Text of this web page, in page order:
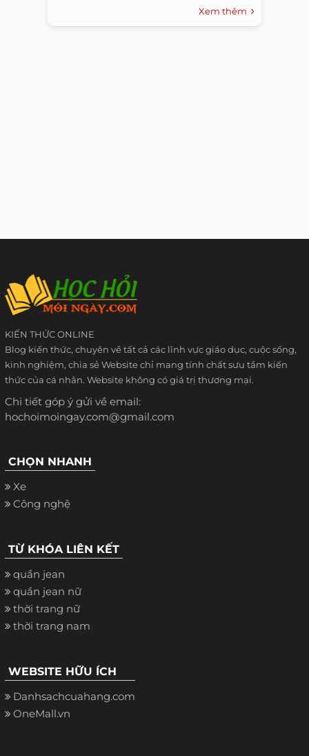
Xem thêm
KIẾN THỨC ONLINE
Blog kiến thức, chuyên về tất cả các lĩnh vực giáo dục, cuộc sống,
kinh nghiệm, chia sẻ Website chỉ mang tính chất sưu tầm kiến
thức của cá nhân. Website không có giá trị thương mại.
Chi tiết góp ý gửi về email:
hochoimoingay.com@gmail.com
CHỌN NHANH
Xe
Công nghệ
TỪ KHÓA LIÊN KẾT
quần jean
quần jean nữ
thời trang nữ
thời trang nam
WEBSITE HỮU ÍCH
Danhsachcuahang.com
OneMall.vn